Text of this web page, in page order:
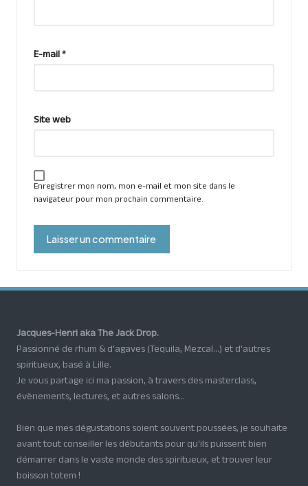
E-mail*
Site web
Enregistrer mon nom, mon e-mail et mon site dans le
navigateur pour mon prochain commentaire.
Jacques-Henri aka The Jack Drop.
Passionné de rhum & d'agaves (Tequila, Mezcal...) et d'autres
spiritueux, basé à Lille.
Je vous partage ici ma passion, à travers des masterclass,
évènements, lectures, et autres salons...
Bien que mes dégustations soient souvent poussées, je souhaite
avant tout conseiller les débutants pour qu'ils puissent bien
démarrer dans le vaste monde des spiritueux, et trouver leur
boisson totem !